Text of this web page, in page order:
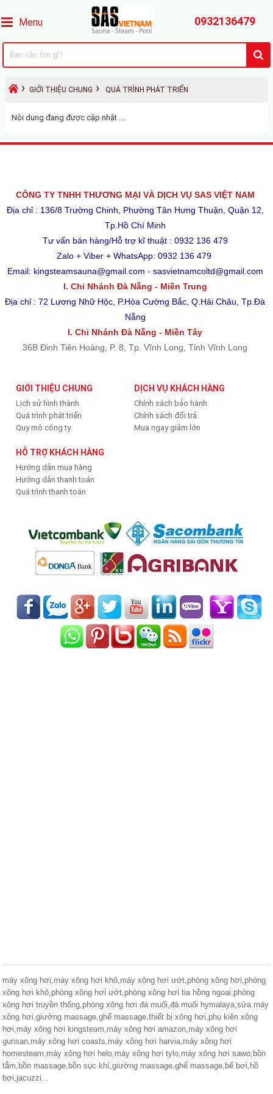
Menu 0932136479
› GIỚI THIỆU CHUNG › QUÁ TRÌNH PHÁT TRIỂN
Nội dung đang được cập nhật ....
CÔNG TY TNHH THƯƠNG MẠI VÀ DỊCH VỤ SAS VIỆT NAM
Địa chỉ : 136/8 Trường Chinh, Phường Tân Hưng Thuận, Quận 12,
Tp.Hồ Chí Minh
Tư vấn bán hàng/Hỗ trợ kĩ thuật : 0932 136 479
Zalo + Viber + WhatsApp: 0932 136 479
Email: kingsteamsauna@gmail.com - sasvietnamcoltd@gmail.com
I. Chi Nhánh Đà Nẵng - Miền Trung
Địa chỉ : 72 Lương Nhữ Hộc, P.Hòa Cường Bắc, Q.Hải Châu, Tp.Đà
Nẵng
I. Chi Nhánh Đà Nẵng - Miền Tây
36B Đinh Tiên Hoàng, P. 8, Tp. Vĩnh Long, Tỉnh Vĩnh Long
GIỚI THIỆU CHUNG
Lịch sử hình thành
Quá trình phát triển
Quy mô công ty
DỊCH VỤ KHÁCH HÀNG
Chính sách bảo hành
Chính sách đổi trả
Mua ngay giảm lớn
HỖ TRỢ KHÁCH HÀNG
Hướng dẫn mua hàng
Hướng dẫn thanh toán
Quá trình thanh toán
máy xông hơi,máy xông hơi khô,máy xông hơi ướt,phòng xông hơi,phòng
xông hơi khô,phòng xông hơi ướt,phòng xông hơi tia hồng ngoại,phòng
xông hơi truyền thống,phòng xông hơi đá muối,đá muối hymalaya,sửa máy
xông hơi,giường massage,ghế massage,thiết bị xông hơi,phụ kiện xông
hơi,máy xông hơi kingsteam,máy xông hơi amazon,máy xông hơi
gunsan,máy xông hơi coasts,máy xông hơi harvia,máy xông hơi
homesteam,máy xông hơi helo,máy xông hơi tylo,máy xông hơi sawo,bồn
tắm,bồn massage,bồn sục khí,giường massage,ghế massage,bể bơi,hồ
bơi,jacuzzi...